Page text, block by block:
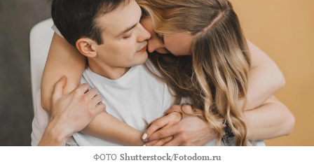
ФОТО Shutterstock/Fotodom.ru